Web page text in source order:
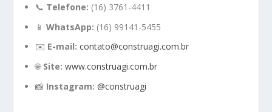
📞 Telefone: (16) 3761-4411
📱WhatsApp: (16) 99141-5455
✉️ E-mail: contato@construagi.com.br
🌐 Site: www.construagi.com.br
📸 Instagram: @construagi